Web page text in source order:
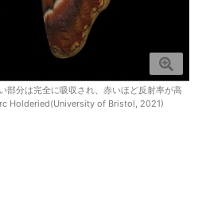
部分は完全に吸収され、赤いほど反射率が高
Holderied(University of Bristol, 2021)